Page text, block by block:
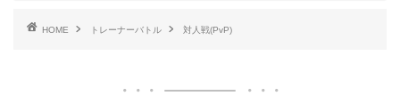
HOME トレーナーバトル 対人戦(PvP)